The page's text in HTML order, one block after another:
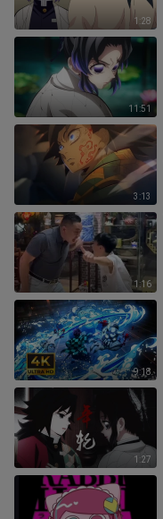
1:28
11:51
3:13
1:16
9:18
1:27